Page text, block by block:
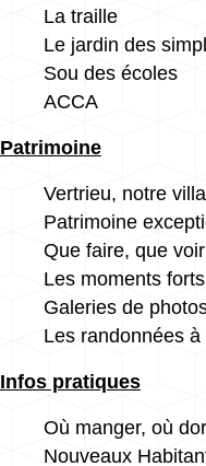
La traille
Le jardin des
Sou des écoles
ACCA
Patrimoine
Vertrieu, notre
Patrimoine
Que faire, que
Les moments forts
Galeries de
Les randonnées à
Infos pratiques
Où manger, où
Nouveaux